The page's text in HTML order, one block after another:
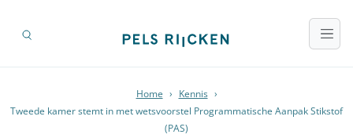
Home › Kennis ›
Tweede kamer stemt in met wetsvoorstel Programmatische Aanpak Stikstof
(PAS)